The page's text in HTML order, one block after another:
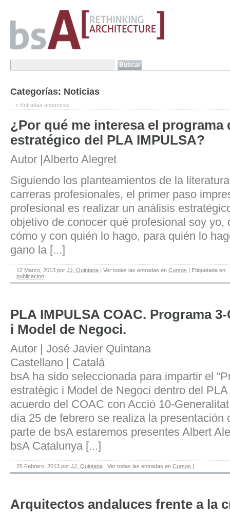
Categorías: Noticias
« Entradas anteriores
¿Por qué me interesa el programa
estratégico del PLA IMPULSA?
Autor |Alberto Alegret
Siguiendo los planteamientos de la
carreras profesionales, el primer paso
profesional es realizar un análisis
objetivo de conocer qué profesional soy yo,
cómo y con quién lo hago, para quién lo
gano la [...]
12 Marzo, 2013 porJJ. Quintana Ver todas las entradas enCursos
Etiquetada en
publicacion
PLA IMPULSA COAC. Programa
i Model de Negoci.
Autor | José Javier Quintana
Castellano | Catalá
bsA ha sido seleccionada para impartir el
estratègic i Model de Negoci dentro del
acuerdo del COAC con Acció 10-
día 25 de febrero se realiza la presentación
parte de bsA estaremos presentes Albert
bsA Catalunya [...]
25 Febrero, 2013 porJJ. Quintana Ver todas las entradas enCursos
Arquitectos andaluces frente a la